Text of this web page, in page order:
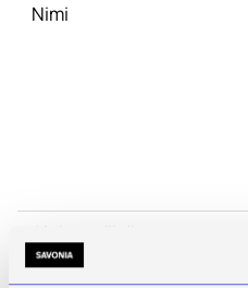
Nimi
Lopetuspäivä